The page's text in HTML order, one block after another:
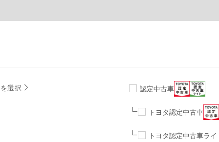
選択 認定中古車
トヨタ認定中古車
トヨタ認定中古車ライ